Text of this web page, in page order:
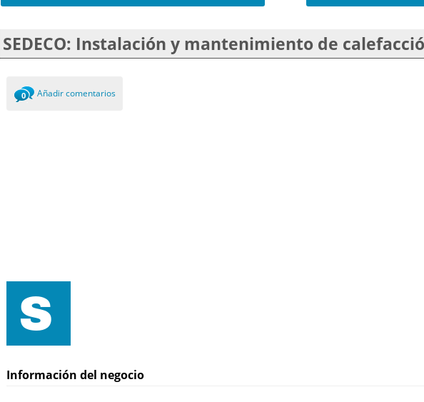
SEDECO: Instalación y mantenimiento de
0 Añadir comentarios
Información del negocio